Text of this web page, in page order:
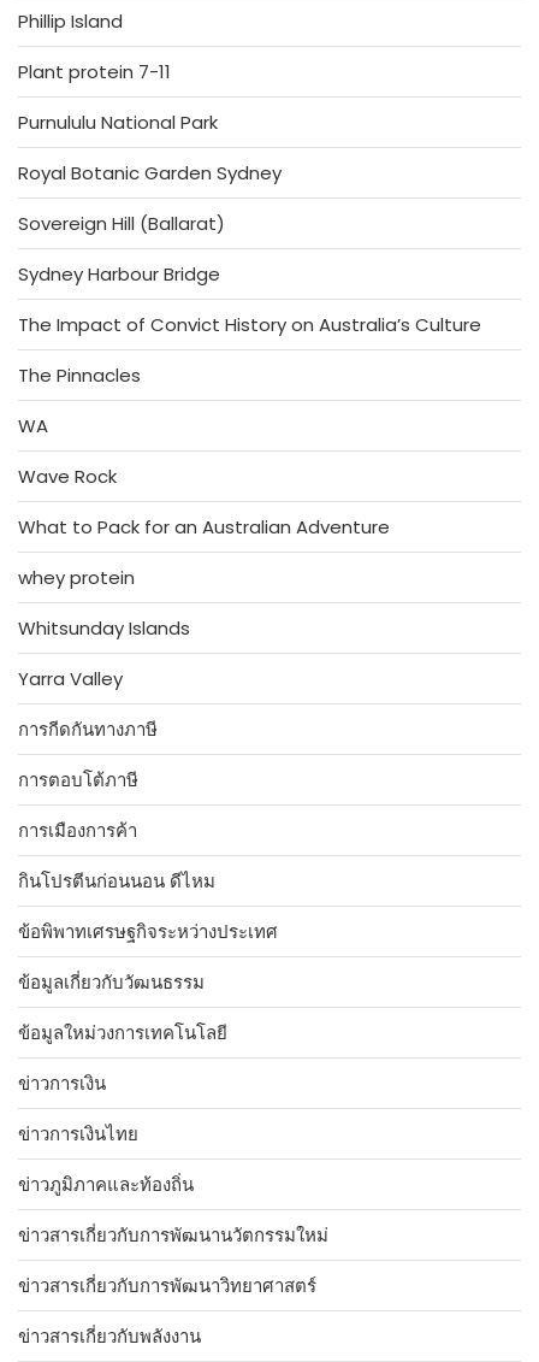
Phillip Island
Plant protein 7-11
Purnululu National Park
Royal Botanic Garden Sydney
Sovereign Hill (Ballarat)
Sydney Harbour Bridge
The Impact of Convict History on Australia’s Culture
The Pinnacles
WA
Wave Rock
What to Pack for an Australian Adventure
whey protein
Whitsunday Islands
Yarra Valley
การกีดกันทางภาษี
การตอบโต้ภาษี
การเมืองการค้า
กินโปรตีนก่อนนอน ดีไหม
ข้อพิพาทเศรษฐกิจระหว่างประเทศ
ข้อมูลเกี่ยวกับวัฒนธรรม
ข้อมูลใหม่วงการเทคโนโลยี
ข่าวการเงิน
ข่าวการเงินไทย
ข่าวภูมิภาคและท้องถิ่น
ข่าวสารเกี่ยวกับการพัฒนานวัตกรรมใหม่
ข่าวสารเกี่ยวกับการพัฒนาวิทยาศาสตร์
ข่าวสารเกี่ยวกับพลังงาน